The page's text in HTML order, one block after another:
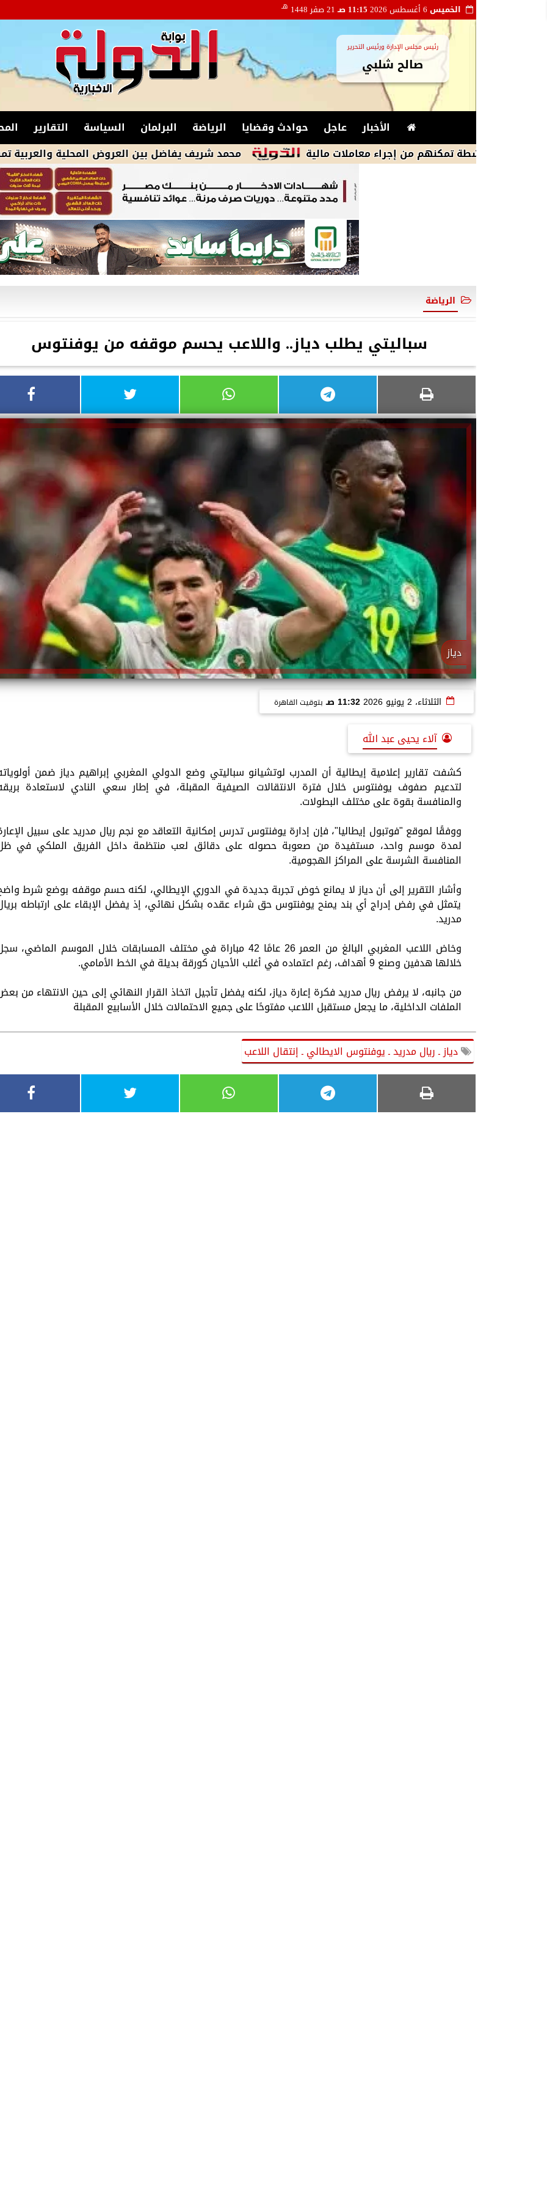
الخميس 11:15 صـ 21 صفر 1448 هـ
رئيس مجلس الإدارة ورئيس التحرير
صالح شلبي
الأخبار عاجل حوادث وقضايا الرياضة البرلمان السياسة التقارير
محمد شريف يفاضل بين العروض المحلية والعربية تمهيداً
الرياضة
سباليتي يطلب دياز.. واللاعب يحسم موقفه من يوفنتوس
دياز
الثلاثاء، 2 يونيو 2026 11:32 صـ بتوقيت القاهرة
آلاء يحيى عبد الله
كشفت تقارير إعلامية إيطالية أن المدرب لوتشيانو سباليتي وضع الدولي المغربي إبراهيم دياز ضمن
لتدعيم صفوف يوفنتوس خلال فترة الانتقالات الصيفية المقبلة، في إطار سعي النادي لاستعادة
والمنافسة بقوة على مختلف البطولات.
ووفقًا لموقع "فوتبول إيطاليا"، فإن إدارة يوفنتوس تدرس إمكانية التعاقد مع نجم ريال مدريد على سبيل
لمدة موسم واحد، مستفيدة من صعوبة حصوله على دقائق لعب منتظمة داخل الفريق الملكي في
المنافسة الشرسة على المراكز الهجومية.
وأشار التقرير إلى أن دياز لا يمانع خوض تجربة جديدة في الدوري الإيطالي، لكنه حسم موقفه بوضع شرط
يتمثل في رفض إدراج أي بند يمنح يوفنتوس حق شراء عقده بشكل نهائي، إذ يفضل الإبقاء على ارتباطه
مدريد.
وخاض اللاعب المغربي البالغ من العمر 26 عامًا 42 مباراة في مختلف المسابقات خلال الموسم الماضي،
خلالها هدفين وصنع 9 أهداف، رغم اعتماده في أغلب الأحيان كورقة بديلة في الخط الأمامي.
من جانبه، لا يرفض ريال مدريد فكرة إعارة دياز، لكنه يفضل تأجيل اتخاذ القرار النهائي إلى حين الانتهاء من
الملفات الداخلية، ما يجعل مستقبل اللاعب مفتوحًا على جميع الاحتمالات خلال الأسابيع المقبلة
دياز ـ ريال مدريد ـ يوفنتوس الايطالي ـ إنتقال اللاعب